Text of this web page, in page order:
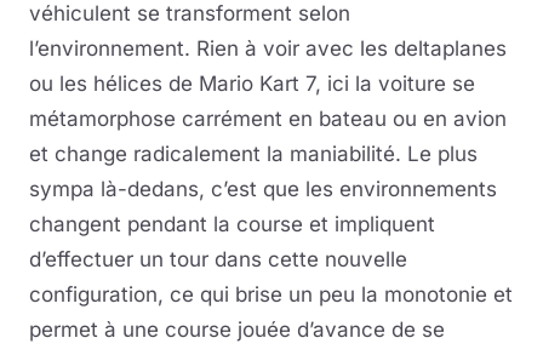
véhiculent se transforment selon
l’environnement. Rien à voir avec les deltaplanes
ou les hélices de Mario Kart 7, ici la voiture se
métamorphose carrément en bateau ou en avion
et change radicalement la maniabilité. Le plus
sympa là-dedans, c’est que les environnements
changent pendant la course et impliquent
d’effectuer un tour dans cette nouvelle
configuration, ce qui brise un peu la monotonie et
permet à une course jouée d’avance de se